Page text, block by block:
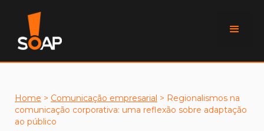
Home > Comunicação empresarial > Regionalismos na
comunicação corporativa: uma reflexão sobre adaptação
ao público